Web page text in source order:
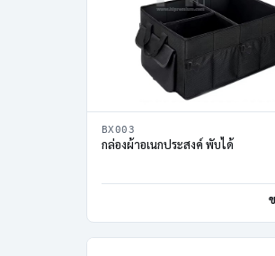
BX003
กล่องผ้าอเนกประสงค์ พับได้